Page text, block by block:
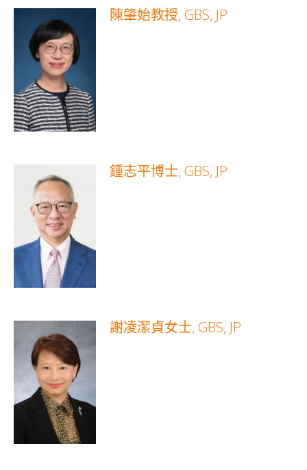
陳肇始教授, GBS, JP
鍾志平博士, GBS, JP
謝凌潔貞女士, GBS, JP